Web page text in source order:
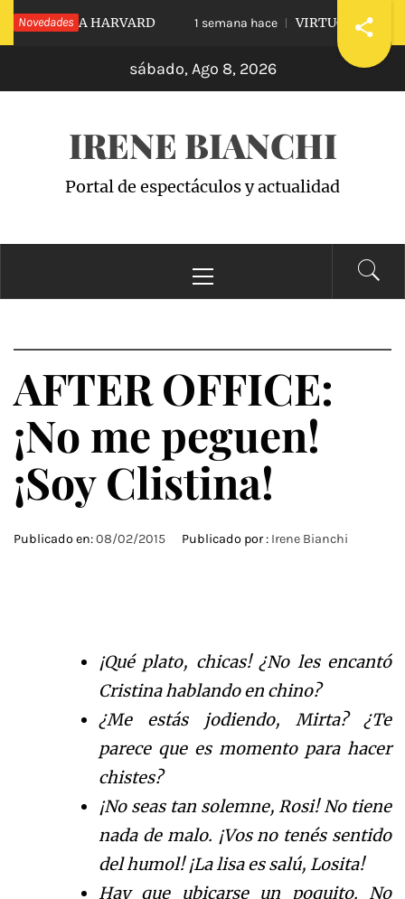
Saltar
al
NovedadesA HARVARD 1 semana hace VIRTUOUS VS.
sábado, Ago 8, 2026
IRENE BIANCHI
Portal de espectáculos y actualidad
principal
AFTER OFFICE:
¡No me peguen!
¡Soy Clistina!
Publicado en:08/02/2015 Publicado por : Irene Bianchi
¡Qué plato, chicas! ¿No les encantó
Cristina hablando en chino?
¿Me estás jodiendo, Mirta? ¿Te
parece que es momento para hacer
chistes?
¡No seas tan solemne, Rosi! No tiene
nada de malo. ¡Vos no tenés sentido
del humol! ¡La lisa es salú, Losita!
Hay que ubicarse un poquito. No